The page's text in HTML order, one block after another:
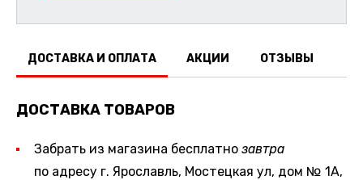
ДОСТАВКА И ОПЛАТА АКЦИИ ОТЗЫВЫ
ДОСТАВКА ТОВАРОВ
Забрать из магазина бесплатно завтра
по адресу г. Ярославль, Мостецкая ул, дом № 1А,